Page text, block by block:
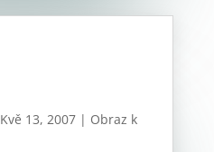
Kvě 13, 2007| Obraz k